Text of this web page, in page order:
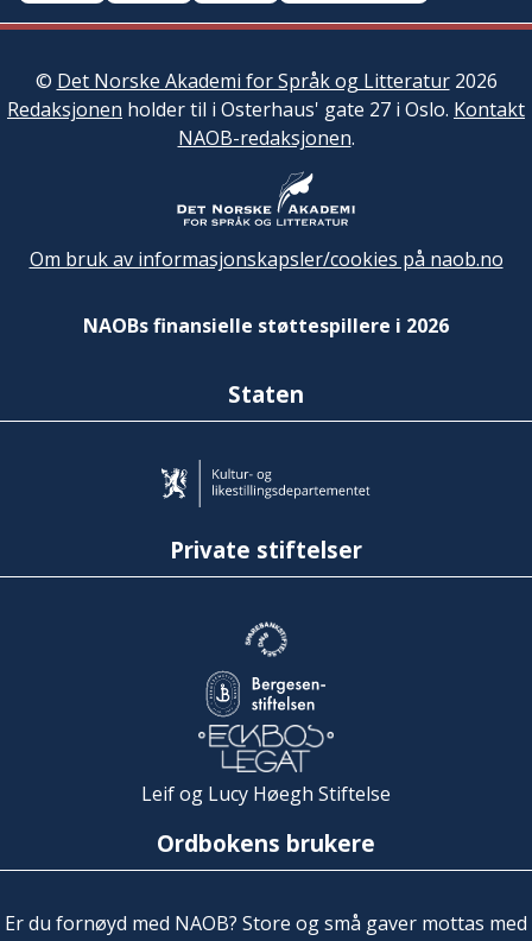
© Det Norske Akademi for Språk og Litteratur2026
Redaksjonen holder til i Osterhaus' gate 27 i Oslo. Kontakt
NAOB-redaksjonen.
Om bruk av informasjonskapsler/cookies på naob.no
NAOBs finansielle støttespillere i 2026
Staten
Private stiftelser
Leif og Lucy Høegh Stiftelse
Ordbokens brukere
Er du fornøyd med NAOB? Store og små gaver mottas med